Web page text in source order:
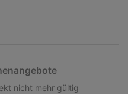
nicht mehr gültig